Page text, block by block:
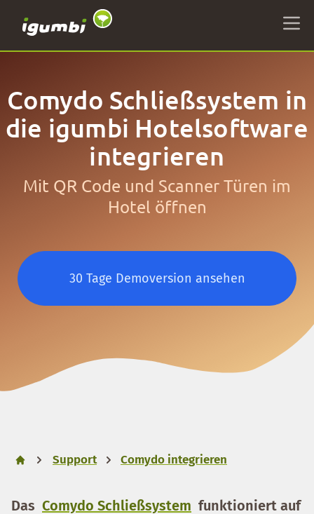
Comydo Schließsystem in
die igumbi Hotelsoftware
integrieren
Mit QR Code und Scanner Türen im
Hotel öffnen
30 Tage Demoversion ansehen
Support Comydo integrieren
Das Comydo Schließsystem funktioniert auf